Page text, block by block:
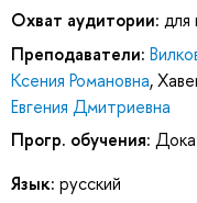
Охват аудитории:
Преподаватели:
Ксения Романовна,
Евгения Дмитриевна
Прогр. обучения:
Язык: русский